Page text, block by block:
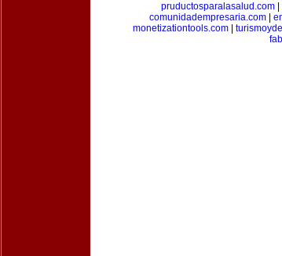
pruductosparalasalud.com|
comunidadempresaria.com
monetizationtools.com|